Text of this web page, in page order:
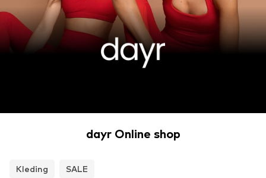
dayr Online shop
Kleding SALE